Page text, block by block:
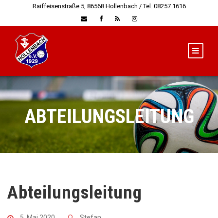
Raiffeisenstraße 5, 86568 Hollenbach / Tel. 08257 1616
ABTEILUNGSLEITUNG
Abteilungsleitung